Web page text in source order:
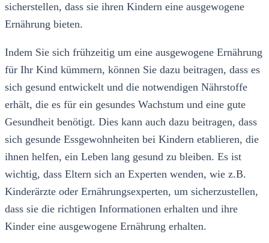
sicherstellen, dass sie ihren Kindern eine ausgewogene
Ernährung bieten.
Indem Sie sich frühzeitig um eine ausgewogene Ernährung
für Ihr Kind kümmern, können Sie dazu beitragen, dass es
sich gesund entwickelt und die notwendigen Nährstoffe
erhält, die es für ein gesundes Wachstum und eine gute
Gesundheit benötigt. Dies kann auch dazu beitragen, dass
sich gesunde Essgewohnheiten bei Kindern etablieren, die
ihnen helfen, ein Leben lang gesund zu bleiben. Es ist
wichtig, dass Eltern sich an Experten wenden, wie z.B.
Kinderärzte oder Ernährungsexperten, um sicherzustellen,
dass sie die richtigen Informationen erhalten und ihre
Kinder eine ausgewogene Ernährung erhalten.